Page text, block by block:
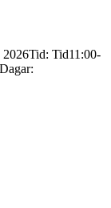
2026Tid: Tid11:00-
Dagar: